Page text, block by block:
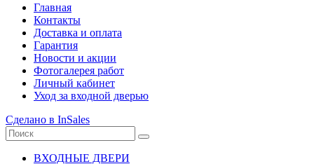
Главная
Контакты
Доставка и оплата
Гарантия
Новости и акции
Фотогалерея работ
Личный кабинет
Уход за входной дверью
Сделано в InSales
ВХОДНЫЕ ДВЕРИ